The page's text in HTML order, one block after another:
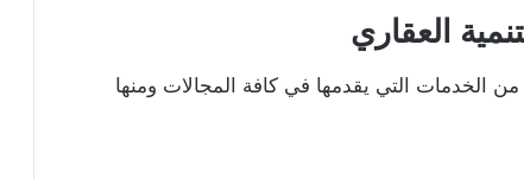
العقاري
الخدمات التي يقدمها في كافة المجالات ومنها